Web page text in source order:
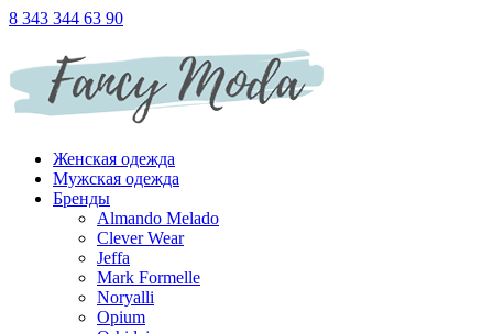
8 343 344 63 90
Женская одежда
Мужская одежда
Бренды
Almando Melado
Clever Wear
Jeffa
Mark Formelle
Noryalli
Opium